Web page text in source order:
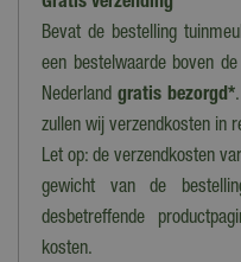
Bevat de bestelling
een bestelwaarde boven
Nederland gratis bezorgd*
zullen wij verzendkosten in
Let op: de verzendkosten
gewicht van de
desbetreffende
kosten.